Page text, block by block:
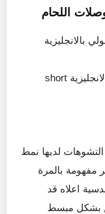
اللحام
بالانجليزية
انكماش في اتجاه عرضي قصير بالانجليزية short
لديها نمط
مفهومة بالمرة
اعلاه قد
بشكل مبسط